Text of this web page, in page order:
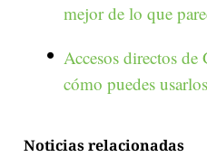
mejor de lo que
Accesos directos
cómo puedes usarlos
Noticias relacionadas